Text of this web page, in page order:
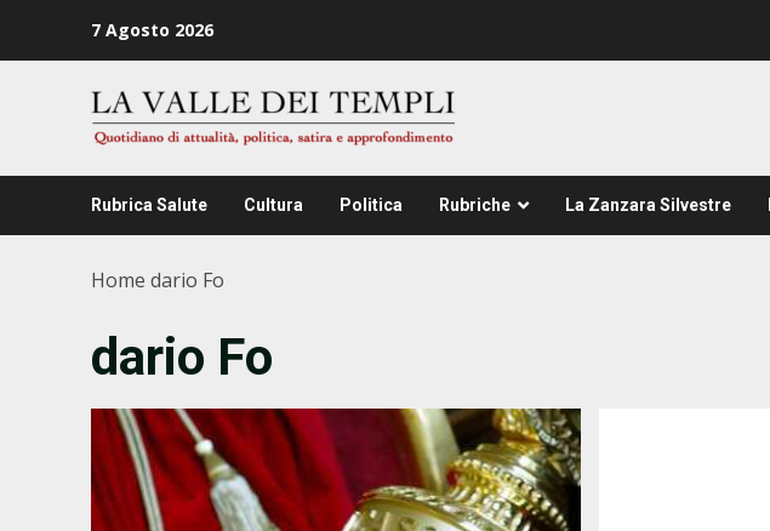
7 Agosto 2026
Rubrica Salute Cultura Politica Rubriche La Zanzara Silvestre
Home dario Fo
dario Fo